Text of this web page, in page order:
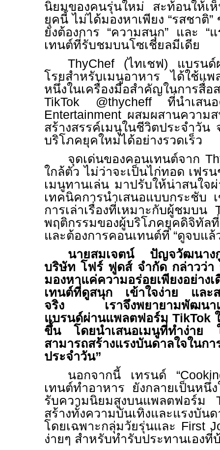
นิยมของคนรุ่นใหม่ สะท้อนให้เ
ยุคนี้ ไม่ได้มองหาเพียง “รสชาติ
ยังต้องการ “ความสนุก” และ “
เทนต์ที่รับชมบนโซเชียลมีเดีย
ThyChef (ไทเชฟ) แบรนด์
โรยสำหรับเมนูอาหาร ได้ใช้แ
หนึ่งในเครื่องมือสำคัญในการ
TikTok @thycheffที่นำเส
Entertainment ผสมผสานความ
สร้างสรรค์เมนูในชีวิตประจำวัน
บริโภคยุคใหม่ได้อย่างรวดเร็ว
จุดเด่นของคอนเทนต์จาก
ใกล้ตัว ไม่ว่าจะเป็นไก่ทอด เฟร
เมนูทานเล่น มาปรับให้น่าสนใจ
เทคนิคการนำเสนอแบบกระชับ
การเล่าเรื่องที่เหมาะกับผู้ชมบน
พฤติกรรมของผู้บริโภคยุคดิจิทัล
และต้องการคอนเทนต์ที่ “ดูจบแ
นายสมเจตน์ ปัญจวัฒนาง
บริษัท โฟร์ ฟูดส์ จำกัด กล่าวว่า
มองหาแค่ความอร่อยเพียงอย่าง
เทนต์ที่ดูสนุก เข้าใจง่าย และ
จริง เราจึงพยายามพัฒนาแน
แบรนด์ผ่านแพลตฟอร์ม TikTok
ขึ้น โดยนำเสนอเมนูที่ทำง่าย
สามารถสร้างแรงบันดาลใจในก
ประจำวัน”
นอกจากนี้ เทรนด์ “
เทนต์ทำอาหาร ยังกลายเป็นหนึ่
รับความนิยมสูงบนแพลตฟอร์ม
สร้างทั้งความบันเทิงและแรงบันด
โดยเฉพาะกลุ่มวัยรุ่นและ First
ง่ายๆ สำหรับทำรับประทานเองที่